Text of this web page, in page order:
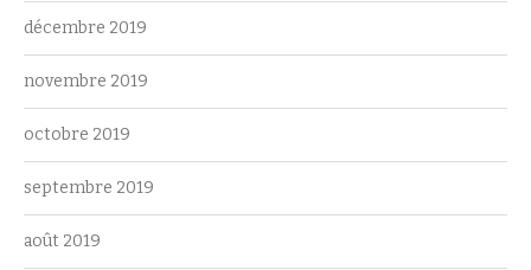
décembre 2019
novembre 2019
octobre 2019
septembre 2019
août 2019